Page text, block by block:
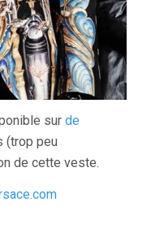
sur de
(trop peu
de cette veste.